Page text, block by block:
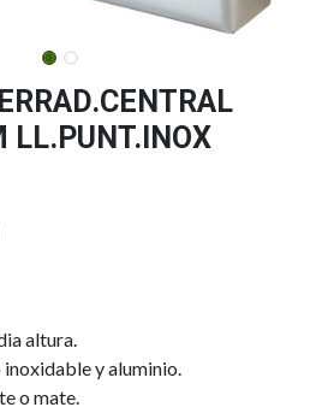
LL.PUNT.INOX
altura.
y aluminio.
o mate.